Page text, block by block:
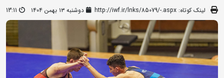
لینک کوتاه: http://iwf.ir/lnks/85079/-.aspx دوشنبه ۱۳ بهمن ۱۴۰۴ 13:11